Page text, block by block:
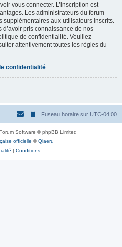
vous connecter. L’inscription est
Les administrateurs du forum
aux utilisateurs inscrits.
pris connaissance de nos
de confidentialité. Veuillez
attentivement toutes les règles du
confidentialité
Fuseau horaire sur UTC-04:00
Software © phpBB Limited
officielle ©Qiaeru
| Conditions